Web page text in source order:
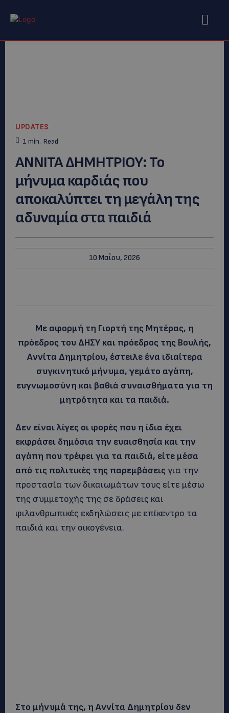
UPDATES
1 min. Read
ΑΝΝΙΤΑ ΔΗΜΗΤΡΙΟΥ: Το
μήνυμα καρδιάς που
αποκαλύπτει τη μεγάλη της
αδυναμία στα παιδιά
10 Μαΐου, 2026
Με αφορμή τη Γιορτή της Μητέρας, η
πρόεδρος του ΔΗΣΥ και πρόεδρος της Βουλής,
Αννίτα Δημητρίου, έστειλε ένα ιδιαίτερα
συγκινητικό μήνυμα, γεμάτο αγάπη,
ευγνωμοσύνη και βαθιά συναισθήματα για τη
μητρότητα και τα παιδιά.
Δεν είναι λίγες οι φορές που η ίδια έχει
εκφράσει δημόσια την ευαισθησία και την
αγάπη που τρέφει για τα παιδιά, είτε μέσα
από τις πολιτικές της παρεμβάσεις για την
προστασία των δικαιωμάτων τους είτε μέσω
της συμμετοχής της σε δράσεις και
φιλανθρωπικές εκδηλώσεις με επίκεντρο τα
παιδιά και την οικογένεια.
Στο μήνυμά της, η Αννίτα Δημητρίου δεν